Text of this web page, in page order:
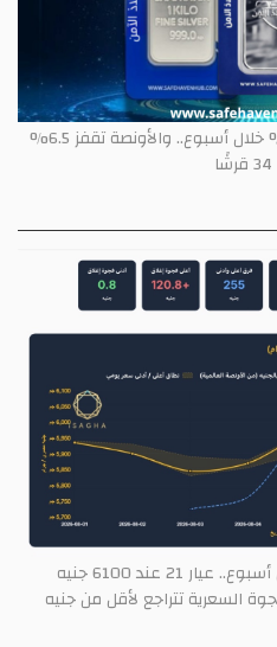
أسعار الفضة في مصر ترتفع 2.21% خلال أسبوع.. والأونصة تقفز 6.5%
الذهب في مصر يرتفع 2.78% خلال أسبوع.. عيار 21 عند 6100 جنيه